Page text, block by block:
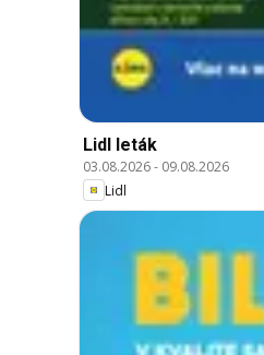
Lidl leták
03.08.2026- 09.08.2026
Lidl